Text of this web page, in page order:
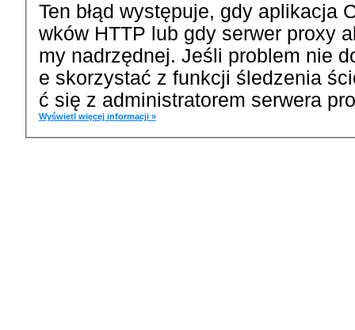
Ten błąd występuje, gdy aplikacja
wków HTTP lub gdy serwer proxy
my nadrzędnej. Jeśli problem nie
e skorzystać z funkcji śledzenia
ć się z administratorem serwera
Wyświetl więcej informacji »